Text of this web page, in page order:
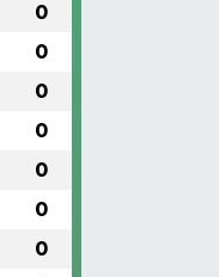
0
0
0
0
0
0
0